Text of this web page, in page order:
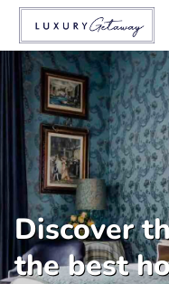
Discover
the best